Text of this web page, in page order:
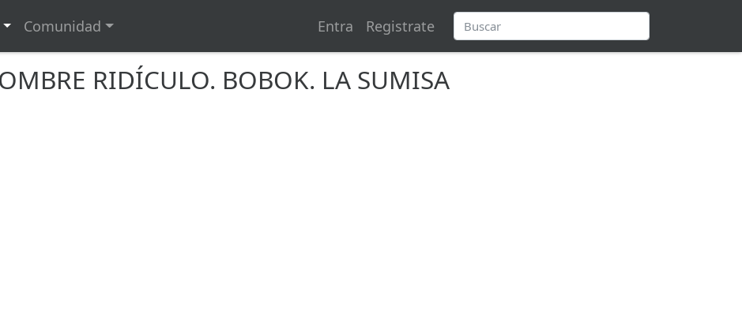
Comunidad Entra Registrate
RIDÍCULO. BOBOK. LA SUMISA